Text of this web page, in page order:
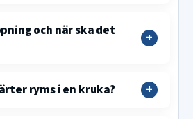
och när ska det
ryms i en kruka?